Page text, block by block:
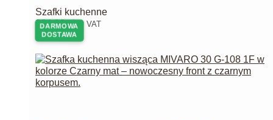
DARMOWA
DOSTAWA
Szafki kuchenne
224,00zł z VAT